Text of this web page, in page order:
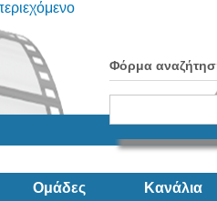
Φόρμα
Ομάδες Κανάλια